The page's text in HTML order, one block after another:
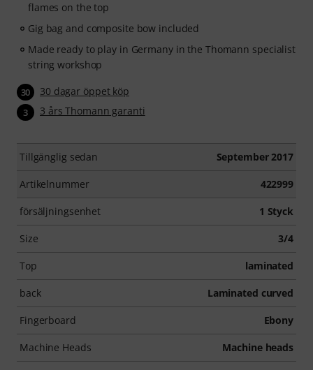
flames on the top
Gig bag and composite bow included
Made ready to play in Germany in the Thomann specialist
string workshop
30 30 dagar öppet köp
3 3 års Thomann garanti
Tillgänglig sedan September 2017
Artikelnummer 422999
försäljningsenhet 1 Styck
Size 3/4
Top laminated
back Laminated curved
Fingerboard Ebony
Machine Heads Machine heads